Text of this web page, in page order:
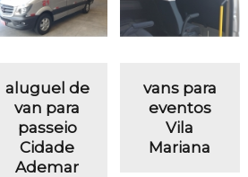
aluguel de
van para
passeio
Cidade
Ademar
vans para
eventos
Vila
Mariana